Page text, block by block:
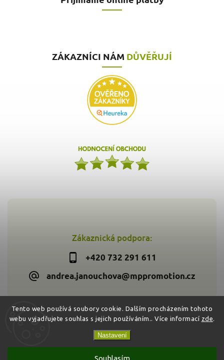
Tento web používá soubory cookie. Dalším procházením tohoto
webu vyjadřujete souhlas s jejich používáním.. Více informací zde.
Nastavení
Souhlasím
Zákaznická podpora:
+420 732 291 611
andrea.janouchova@mppromotion.cz
ZÁKAZNÍCI NÁM DŮVĚŘUJÍ
Copyright 2026Zdravýkoš.cz. Všechna práva vyhrazena.
VytvořilShoptet| Design